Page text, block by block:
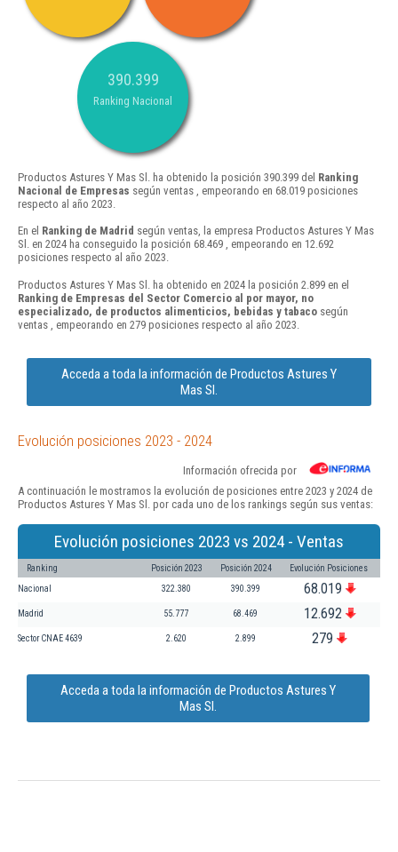
390.399
Ranking Nacional
Productos Astures Y Mas Sl. ha obtenido la posición 390.399 del Ranking
Nacional de Empresas según ventas , empeorando en 68.019 posiciones
respecto al año 2023.
En el Ranking de Madrid según ventas, la empresa Productos Astures Y Mas
Sl. en 2024 ha conseguido la posición 68.469 , empeorando en 12.692
posiciones respecto al año 2023.
Productos Astures Y Mas Sl. ha obtenido en 2024 la posición 2.899 en el
Ranking de Empresas del Sector Comercio al por mayor, no
especializado, de productos alimenticios, bebidas y tabaco según
ventas , empeorando en 279 posiciones respecto al año 2023.
Acceda a toda la información de Productos Astures Y
Mas Sl.
Evolución posiciones 2023 - 2024
Información ofrecida por
A continuación le mostramos la evolución de posiciones entre 2023 y 2024 de
Productos Astures Y Mas Sl. por cada uno de los rankings según sus ventas:
Evolución posiciones 2023 vs 2024 - Ventas
Ranking Posición 2023 Posición 2024 Evolución Posiciones
Nacional 322.380 390.399 68.019
Madrid 55.777 68.469 12.692
Sector CNAE 4639 2.620 2.899 279
Acceda a toda la información de Productos Astures Y
Mas Sl.